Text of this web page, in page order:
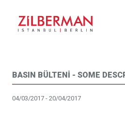
BASIN BÜLTENİ - SOME
04/03/2017 - 20/04/2017